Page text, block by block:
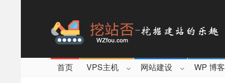
首页 VPS主机 网站建设 WP 博客